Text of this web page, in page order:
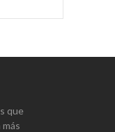
que